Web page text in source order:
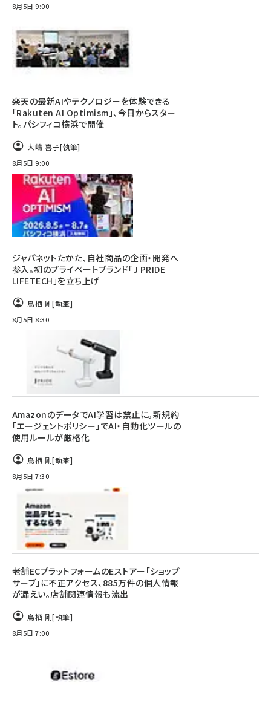
8月5日 9:00
楽天の最新AIやテクノロジーを体験できる
「Rakuten AI Optimism」、今日からスター
ト。パシフィコ横浜で開催
大嶋 喜子[執筆]
8月5日 9:00
ジャパネットたかた、自社商品の企画・開発へ
参入。初のプライベートブランド「J PRIDE
LIFETECH」を立ち上げ
鳥栖 剛[執筆]
8月5日 8:30
AmazonのデータでAI学習は禁止に。新規約
「エージェントポリシー」でAI・自動化ツールの
使用ルールが厳格化
鳥栖 剛[執筆]
8月5日 7:30
老舗ECプラットフォームのEストアー「ショップ
サーブ」に不正アクセス、885万件の個人情報
が漏えい。店舗関連情報も流出
鳥栖 剛[執筆]
8月5日 7:00